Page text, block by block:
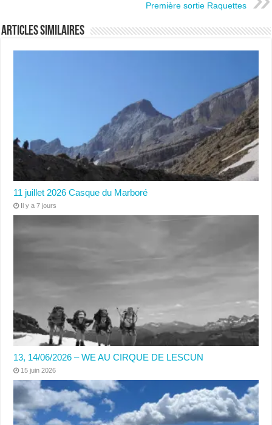
Première sortie Raquettes
Articles similaires
11 juillet 2026 Casque du Marboré
Il y a 7 jours
13, 14/06/2026 – WE AU CIRQUE DE LESCUN
15 juin 2026